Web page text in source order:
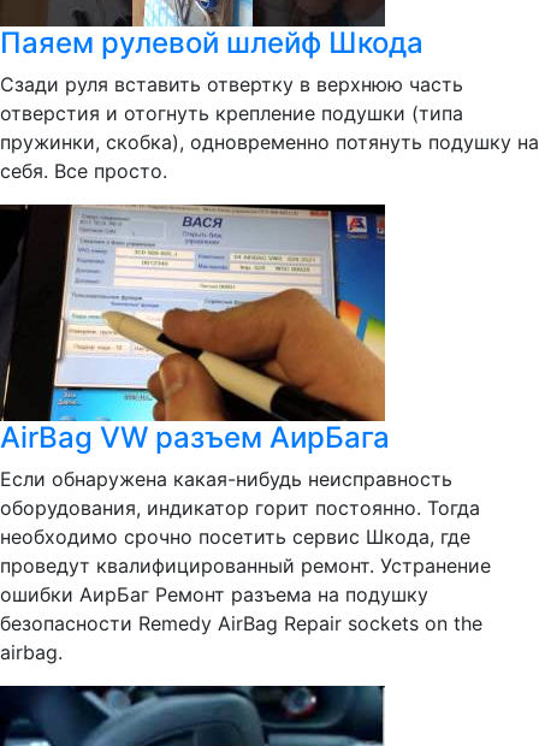
Паяем рулевой шлейф Шкода
Сзади руля вставить отвертку в верхнюю часть
отверстия и отогнуть крепление подушки (типа
пружинки, скобка), одновременно потянуть подушку на
себя. Все просто.
AirBag VW разъем АирБага
Если обнаружена какая-нибудь неисправность
оборудования, индикатор горит постоянно. Тогда
необходимо срочно посетить сервис Шкода, где
проведут квалифицированный ремонт. Устранение
ошибки АирБаг Ремонт разъема на подушку
безопасности Remedy AirBag Repair sockets on the
airbag.